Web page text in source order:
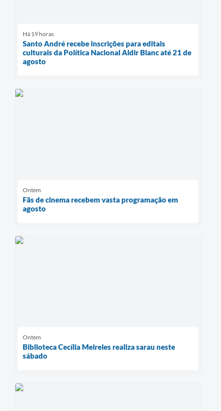
Há 19 horas
Santo André recebe inscrições para editais
culturais da Política Nacional Aldir Blanc até 21 de
agosto
Ontem
Fãs de cinema recebem vasta programação em
agosto
Ontem
Biblioteca Cecília Meireles realiza sarau neste
sábado